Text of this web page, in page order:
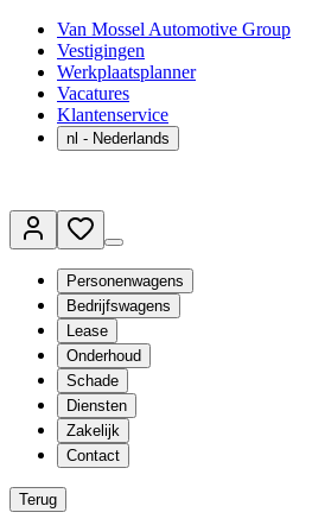
Van Mossel Automotive Group
Vestigingen
Werkplaatsplanner
Vacatures
Klantenservice
nl - Nederlands
Personenwagens
Bedrijfswagens
Lease
Onderhoud
Schade
Diensten
Zakelijk
Contact
Terug